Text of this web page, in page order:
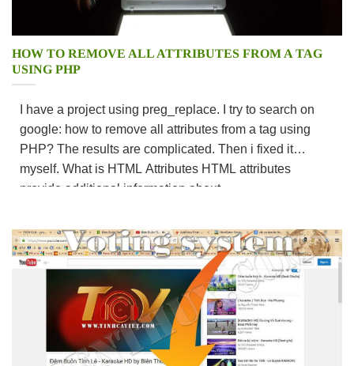
HOW TO REMOVE ALL ATTRIBUTES FROM A TAG
USING PHP
I have a project using preg_replace. I try to search on
google: how to remove all attributes from a tag using
PHP? The results are complicated. Then i fixed it
myself. What is HTML Attributes HTML attributes
provide additional information about